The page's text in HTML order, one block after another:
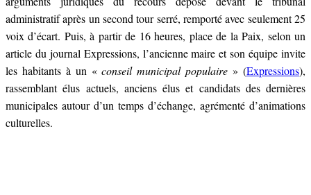
administratif après un second tour serré, remporté avec seulement 25
voix d’écart. Puis, à partir de 16 heures, place de la Paix, selon un
article du journal Expressions, l’ancienne maire et son équipe invite
les habitants à un «conseil municipal populaire » (Expressions),
rassemblant élus actuels, anciens élus et candidats des dernières
municipales autour d’un temps d’échange, agrémenté d’animations
culturelles.